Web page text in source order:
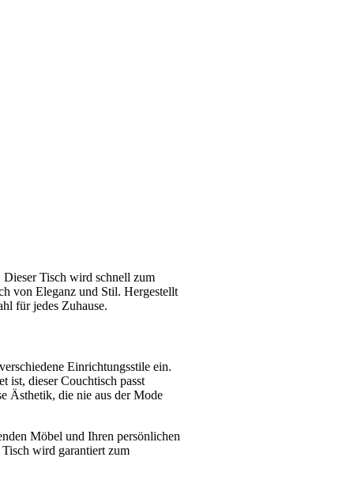
Tisch wird schnell zum
von Eleganz und Stil. Hergestellt
für jedes Zuhause.
Einrichtungsstile ein.
ist, dieser Couchtisch passt
Ästhetik, die nie aus der Mode
Möbel und Ihren persönlichen
wird garantiert zum